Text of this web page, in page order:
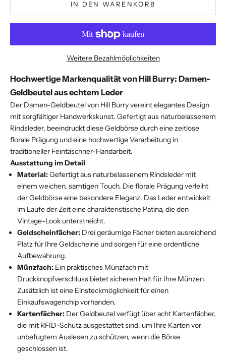
IN DEN WARENKORB
Weitere Bezahlmöglichkeiten
Hochwertige Markenqualität von Hill Burry: Damen-
Geldbeutel aus echtem Leder
Der Damen-Geldbeutel von Hill Burry vereint elegantes Design
mit sorgfältiger Handwerkskunst. Gefertigt aus naturbelassenem
Rindsleder, beeindruckt diese Geldbörse durch eine zeitlose
florale Prägung und eine hochwertige Verarbeitung in
traditioneller Feintäschner-Handarbeit.
Ausstattung im Detail
Material:Gefertigt aus naturbelassenem Rindsleder mit
einem weichen, samtigen Touch. Die florale Prägung verleiht
der Geldbörse eine besondere Eleganz. Das Leder entwickelt
im Laufe der Zeit eine charakteristische Patina, die den
Vintage-Look unterstreicht.
Geldscheinfächer: Drei geräumige Fächer bieten ausreichend
Platz für Ihre Geldscheine und sorgen für eine ordentliche
Aufbewahrung.
Münzfach: Ein praktisches Münzfach mit
Druckknopfverschluss bietet sicheren Halt für Ihre Münzen.
Zusätzlich ist eine Einsteckmöglichkeit für einen
Einkaufswagenchip vorhanden.
Kartenfächer: Der Geldbeutel verfügt über acht Kartenfächer,
die mit RFID-Schutz ausgestattet sind, um Ihre Karten vor
unbefugtem Auslesen zu schützen, wenn die Börse
geschlossen ist.